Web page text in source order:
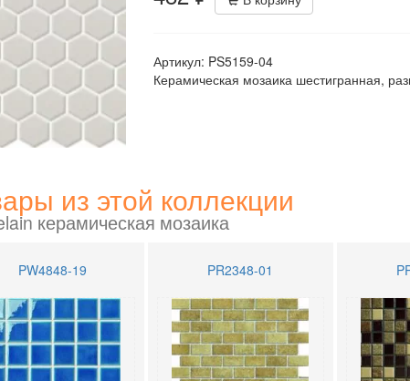
Артикул: PS5159-04
Керамическая мозаика шестигранная,
из этой коллекции
керамическая мозаика
PW4848-19 PR2348-01